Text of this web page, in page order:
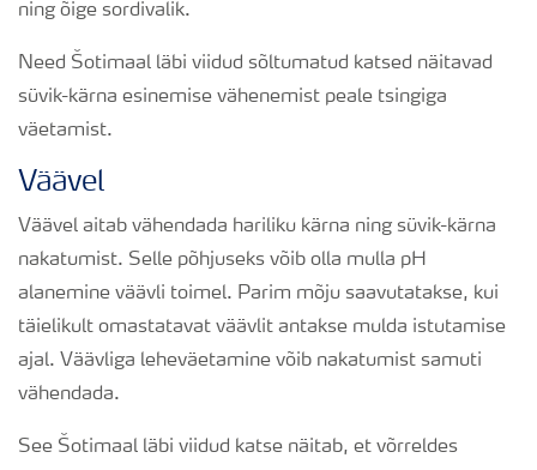
ning õige sordivalik.
Need Šotimaal läbi viidud sõltumatud katsed näitavad
süvik-kärna esinemise vähenemist peale tsingiga
väetamist.
Väävel
Väävel aitab vähendada hariliku kärna ning süvik-kärna
nakatumist. Selle põhjuseks võib olla mulla pH
alanemine väävli toimel. Parim mõju saavutatakse, kui
täielikult omastatavat väävlit antakse mulda istutamise
ajal. Väävliga leheväetamine võib nakatumist samuti
vähendada.
See Šotimaal läbi viidud katse näitab, et võrreldes